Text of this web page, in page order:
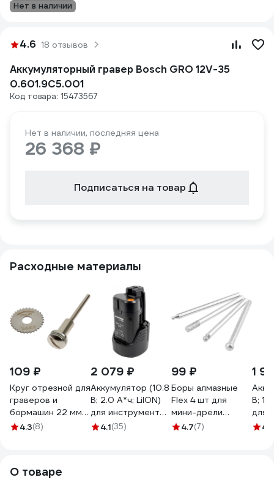
Нет в наличии
4.6 18 отзывов
Аккумуляторный гравер Bosch GRO 12V-35
0.601.9C5.001
Код товара: 15473567
Нет в наличии, последняя цена
26 368 ₽
Подписаться на товар
Расходные материалы
109 ₽
Круг отрезной для
граверов и
бормашин 22 мм +
адаптер 3.2 мм
4.3(8)
2 079 ₽
Аккумулятор (10.8
В; 2.0 А*ч; LiION)
для инструментов
BOSCH коробка
4.1(35)
99 ₽
Боры алмазные
Flex 4 шт для
мини-дрели
HAMMER 623073
4.7(7)
1
В;
для
4.1
О товаре